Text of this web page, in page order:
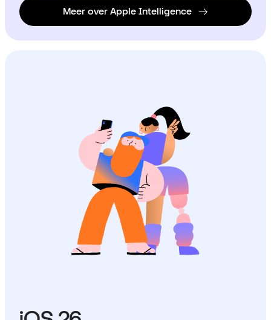
Meer over Apple Intelligence